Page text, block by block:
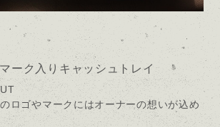
ーク入りキャッシュトレイ
ロゴやマークにはオーナーの想いが込め